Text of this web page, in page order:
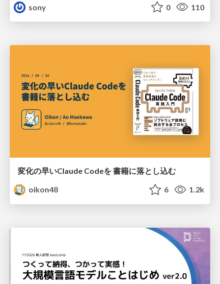
sony
0 110
変化の早いClaude Codeを 書籍に落とし込む
oikon48
6 1.2k